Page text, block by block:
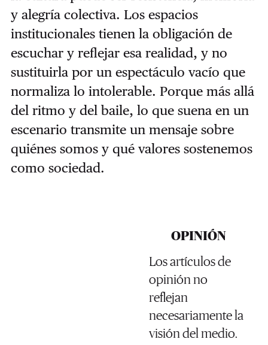
y alegría colectiva. Los espacios
institucionales tienen la obligación de
escuchar y reflejar esa realidad, y no
sustituirla por un espectáculo vacío que
normaliza lo intolerable. Porque más allá
del ritmo y del baile, lo que suena en un
escenario transmite un mensaje sobre
quiénes somos y qué valores sostenemos
como sociedad.
OPINIÓN
Los artículos de
opinión no
reflejan
necesariamente la
visión del medio.